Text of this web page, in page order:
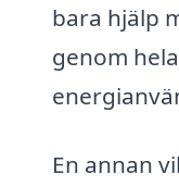
bara hjälp
genom
En annan